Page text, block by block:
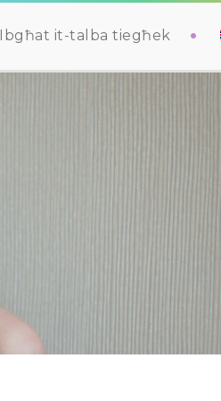
Ibgħat it-talba tiegħek